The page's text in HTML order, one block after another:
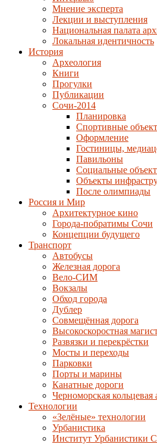
Мнение эксперта
Лекции и выступления
Национальная палата
Локальная идентичность
История
Археология
Книги
Прогулки
Публикации
Сочи-2014
Планировка
Спортивные
Оформление
Гостиницы,
Павильоны
Социальные
Объекты
После олимпиады
Россия и Мир
Архитектурное кино
Города-побратимы Сочи
Концепции будущего
Транспорт
Автобусы
Железная дорога
Вело-СИМ
Вокзалы
Обход города
Дублер
Совмещённая дорога
Высокоскоростная
Развязки и перекрёстки
Мосты и переходы
Парковки
Порты и марины
Канатные дороги
Черноморская кольцевая
Технологии
«Зелёные» технологии
Урбанистика
Институт Урбанистики